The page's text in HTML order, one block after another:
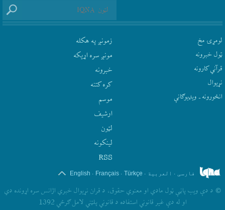
لومړۍ مخ
ټول خبرونه
قرآني کارونه
نړيوال
انځورونه ـ ویډیوګانې
زمونږ په هکله
مونږ سره اړيکه
‫خبرونه
کره کتنه
موسم
ارشيف
لټون
لينکونه
RSS
فارسی . العربیة .
Türkçe
.
Français
.
English
© د دې ويب پاڼې ټول مادي او معنوي حقوق، د قران نړيوال خبري اژانس سره اړونده دي
او له دې غير قانوني استفاده د قانوني پلټني لامل ګرځي 1392